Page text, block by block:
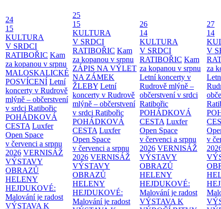
24
15
KULTURA
V SRDCI
RATIBOŘIC Kam
za kopanou v srpnu
MALOSKALICKÉ
POSVÍCENÍ Letní
koncerty v Rudrově
mlýně – občerstvení
v srdci Ratibořic
POHÁDKOVÁ
CESTA Luxfer
Open Space
v červenci a srpnu
2026 VERNISÁŽ
VÝSTAVY
OBRAZŮ
HELENY
HEJDUKOVÉ:
Malování je radost
VÝSTAVA K
25
15
KULTURA
V SRDCI
RATIBOŘIC Kam
za kopanou v srpnu
ZÁPIS NA VÝLET
NA ZÁMEK
ŽLEBY Letní
koncerty v Rudrově
mlýně – občerstvení
v srdci Ratibořic
POHÁDKOVÁ
CESTA Luxfer
Open Space
v červenci a srpnu
2026 VERNISÁŽ
VÝSTAVY
OBRAZŮ
HELENY
HEJDUKOVÉ:
Malování je radost
26
14
KULTURA
V SRDCI
RATIBOŘIC Kam
za kopanou v srpnu
Letní koncerty v
Rudrově mlýně –
občerstvení v srdci
Ratibořic
POHÁDKOVÁ
CESTA Luxfer
Open Space
v červenci a srpnu
2026 VERNISÁŽ
VÝSTAVY
OBRAZŮ
HELENY
HEJDUKOVÉ:
Malování je radost
VÝSTAVA K
27
14
V
za
v